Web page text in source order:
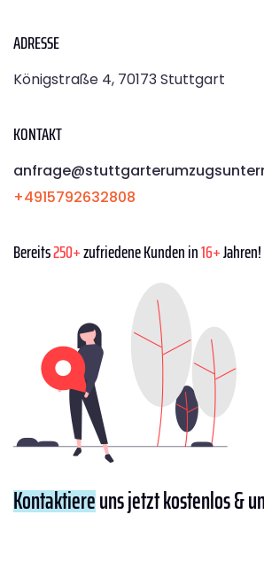
ADRESSE
Königstraße 4, 70173 Stuttgart
KONTAKT
+4915792632808
Bereits250+zufriedene Kunden in16+Jahren!
Kontaktiereuns jetzt kostenlos &